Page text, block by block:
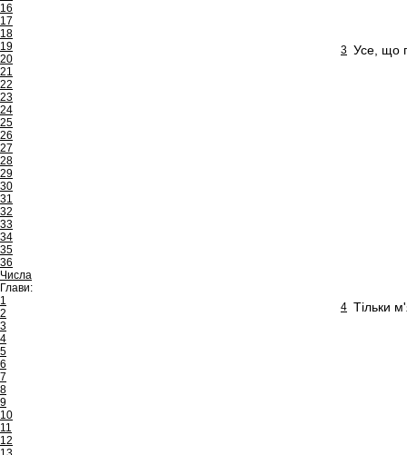
16
17
18
19
20
21
22
23
24
25
26
27
28
29
30
31
32
33
34
35
36
Числа
Глави:
1
2
3
4
5
6
7
8
9
10
11
12
3 Усе, що
4 Тільки